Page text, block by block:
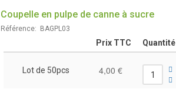
Coupelle en pulpe de canne à sucre
Référence: BAGPL03
Prix TTC Quantité
Lot de 50pcs 4,00 €